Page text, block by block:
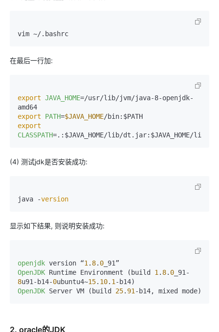
vim ~/.bashrc
在最后一行加:
export JAVA_HOME=/usr/lib/jvm/java-8-openjdk-
export
PATH=$JAVA_HOME
export
CLASSPATH=.:$JAVA_HOME/lib/dt.jar:$JAVA_HOME/lib/
(4) 测试jdk是否安装成功:
java -version
显示如下结果, 则说明安装成功:
openjdk version “1 . 8. 0
OpenJDK Runtime Environment (build 1 . 8. 0 _91-
8u91-b14-0ubuntu4~15. 10. 1
OpenJDK Server VM (build 25. 91 -b14, mixed mode)
2. oracle的JDK